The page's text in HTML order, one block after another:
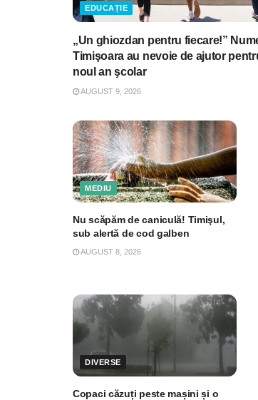
EDUCAȚIE
„Un ghiozdan pentru fiecare!”
Timişoara au nevoie de ajutor
noul an şcolar
AUGUST 9, 2026
MEDIU
Nu scăpăm de caniculă! Timişul,
sub alertă de cod galben
AUGUST 8, 2026
DIVERSE
Copaci căzuți peste mașini și o